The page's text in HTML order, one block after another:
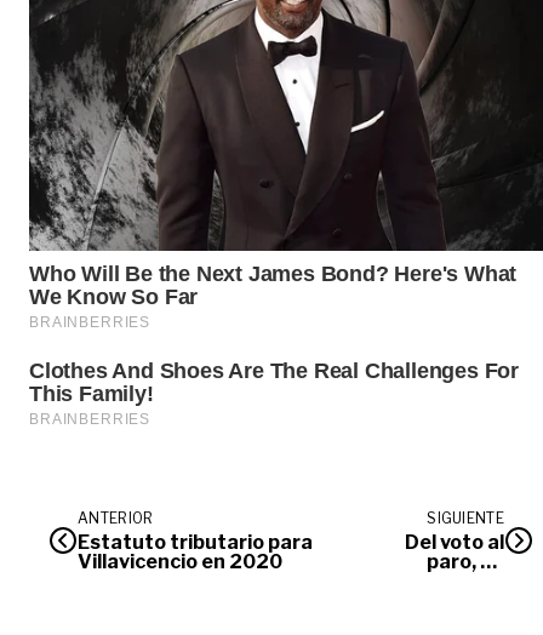
ANTERIOR
Estatuto tributario para
Villavicencio en 2020
SIGUIENTE
Del voto al
paro, un